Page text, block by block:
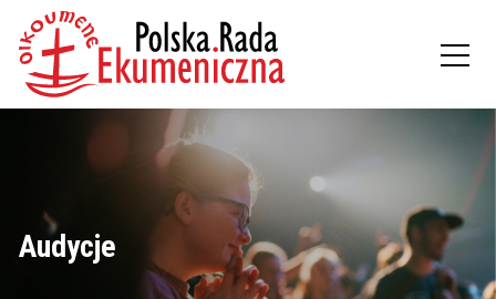
Audycje